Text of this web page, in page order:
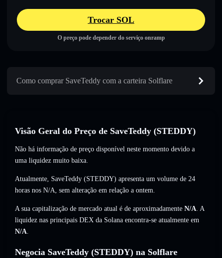
Trocar SOL
O preço pode depender do serviço onramp
Como comprar SaveTeddy com a carteira Solflare
Visão Geral do Preço de SaveTeddy (STEDDY)
Não há informação de preço disponível neste momento devido a
uma liquidez muito baixa.
Atualmente, SaveTeddy (STEDDY) apresenta um volume de 24
horas nos N/A, sem alteração em relação a ontem.
A sua capitalização de mercado atual é de aproximadamente N/A. A
liquidez nas principais DEX da Solana encontra-se atualmente em
N/A.
Negocia SaveTeddy (STEDDY) na Solflare